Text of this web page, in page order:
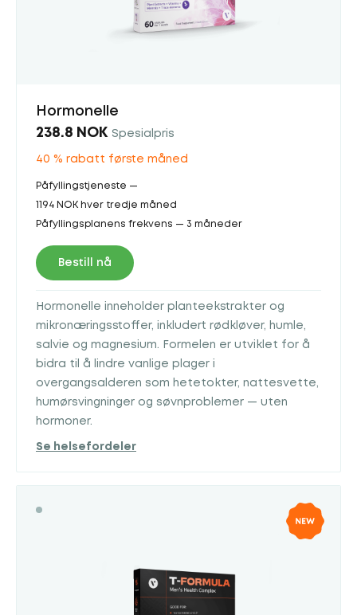
Hormonelle
238.8 NOK Spesialpris
40 % rabatt første måned
Påfyllingstjeneste —
1194 NOK hver tredje måned
Påfyllingsplanens frekvens — 3 måneder
Bestill nå
Hormonelle inneholder planteekstrakter og
mikronæringsstoffer, inkludert rødkløver, humle,
salvie og magnesium. Formelen er utviklet for å
bidra til å lindre vanlige plager i
overgangsalderen som hetetokter, nattesvette,
humørsvingninger og søvnproblemer — uten
hormoner.
Se helsefordeler